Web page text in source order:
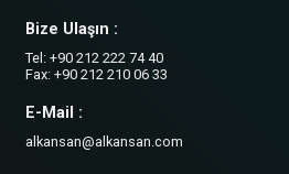
Bize Ulaşın :
Tel: +90 212 222 74 40
Fax: +90 212 210 06 33
E-Mail :
alkansan@alkansan.com